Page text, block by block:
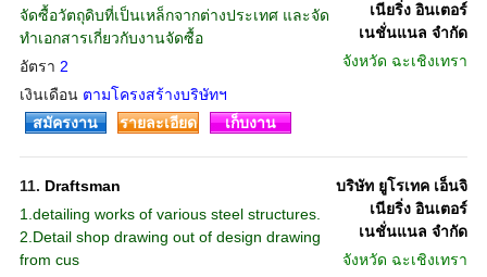
จัดซื้อวัตถุดิบที่เป็นเหล็กจากต่างประเทศ และจัด
ทำเอกสารเกี่ยวกับงานจัดซื้อ
อัตรา 2
เงินเดือน ตามโครงสร้างบริษัทฯ
เนียริ่ง อินเตอร์
เนชั่นแนล จำกัด
จังหวัด ฉะเชิงเทรา
สมัครงาน รายละเอียด เก็บงาน
11. Draftsman
1.detailing works of various steel structures.
2.Detail shop drawing out of design drawing
from cus
บริษัท ยูโรเทค เอ็นจิ
เนียริ่ง อินเตอร์
เนชั่นแนล จำกัด
จังหวัด ฉะเชิงเทรา